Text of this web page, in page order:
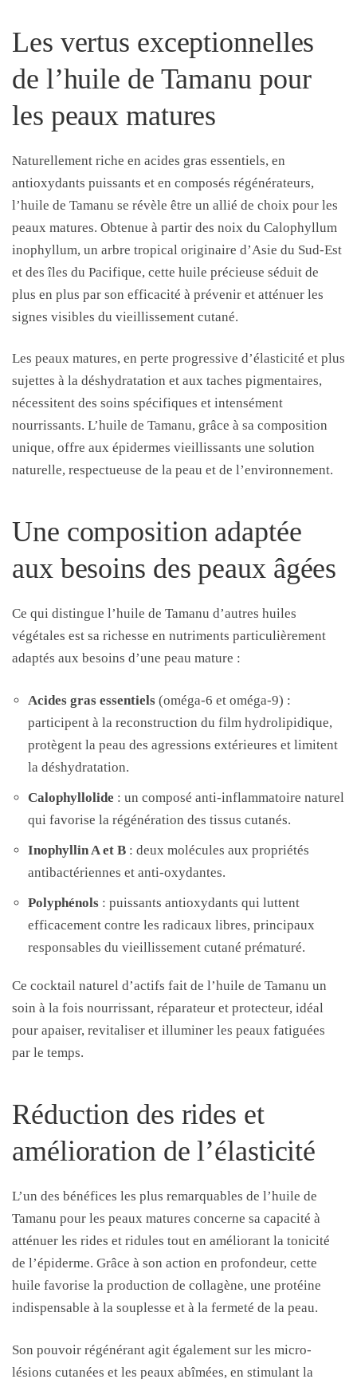
Les vertus exceptionnelles
de l’huile de Tamanu pour
les peaux matures
Naturellement riche en acides gras essentiels, en
antioxydants puissants et en composés régénérateurs,
l’huile de Tamanu se révèle être un allié de choix pour les
peaux matures. Obtenue à partir des noix du Calophyllum
inophyllum, un arbre tropical originaire d’Asie du Sud-Est
et des îles du Pacifique, cette huile précieuse séduit de
plus en plus par son efficacité à prévenir et atténuer les
signes visibles du vieillissement cutané.
Les peaux matures, en perte progressive d’élasticité et plus
sujettes à la déshydratation et aux taches pigmentaires,
nécessitent des soins spécifiques et intensément
nourrissants. L’huile de Tamanu, grâce à sa composition
unique, offre aux épidermes vieillissants une solution
naturelle, respectueuse de la peau et de l’environnement.
Une composition adaptée
aux besoins des peaux âgées
Ce qui distingue l’huile de Tamanu d’autres huiles
végétales est sa richesse en nutriments particulièrement
adaptés aux besoins d’une peau mature :
Acides gras essentiels (oméga-6 et oméga-9) :
participent à la reconstruction du film hydrolipidique,
protègent la peau des agressions extérieures et limitent
la déshydratation.
Calophyllolide : un composé anti-inflammatoire naturel
qui favorise la régénération des tissus cutanés.
Inophyllin A et B : deux molécules aux propriétés
antibactériennes et anti-oxydantes.
Polyphénols : puissants antioxydants qui luttent
efficacement contre les radicaux libres, principaux
responsables du vieillissement cutané prématuré.
Ce cocktail naturel d’actifs fait de l’huile de Tamanu un
soin à la fois nourrissant, réparateur et protecteur, idéal
pour apaiser, revitaliser et illuminer les peaux fatiguées
par le temps.
Réduction des rides et
amélioration de l’élasticité
L’un des bénéfices les plus remarquables de l’huile de
Tamanu pour les peaux matures concerne sa capacité à
atténuer les rides et ridules tout en améliorant la tonicité
de l’épiderme. Grâce à son action en profondeur, cette
huile favorise la production de collagène, une protéine
indispensable à la souplesse et à la fermeté de la peau.
Son pouvoir régénérant agit également sur les micro-
lésions cutanées et les peaux abîmées, en stimulant la